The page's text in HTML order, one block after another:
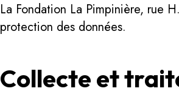
La Fondation La Pimpinière, rue
protection des données.
Collecte et